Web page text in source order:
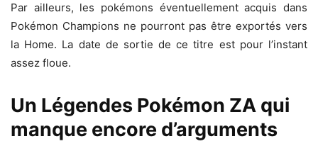
Par ailleurs, les pokémons éventuellement acquis dans
Pokémon Champions ne pourront pas être exportés vers
la Home. La date de sortie de ce titre est pour l’instant
assez floue.
Un Légendes Pokémon ZA qui
manque encore d’arguments